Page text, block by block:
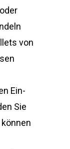
von
Ein-
Sie